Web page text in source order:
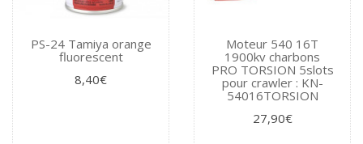
PS-24 Tamiya orange
fluorescent
8,40€
Moteur 540 16T
1900kv charbons
PRO TORSION 5slots
pour crawler : KN-
54016TORSION
27,90€